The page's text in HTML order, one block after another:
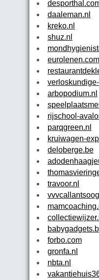
daaleman.nl
kreko.nl
shuz.nl
eurolenen.com
arbopodium.nl
rijschool-
parqgreen.nl
kruiwagen-
deloberge.be
travoor.nl
forbo.com
gronfa.nl
nbta.nl